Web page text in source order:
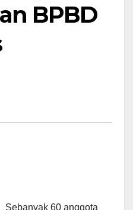
BPBD
60 anggota